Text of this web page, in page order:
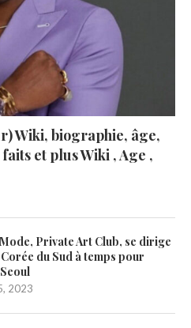
Wiki, biographie, âge,
et plus Wiki , Age ,
Private Art Club, se dirige
du Sud à temps pour
2023